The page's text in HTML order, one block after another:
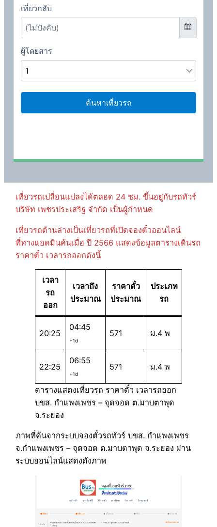
เที่ยวรถเปลี่ยนแปลงได้ตลอด 24 ชม. ขึ้นอยู่กับรถทัวร์
บริษัท เพชรประเสริฐ จำกัด เป็นผู้กำหนด
เที่ยวรถด้านล่างเป็นเที่ยวรถที่เปิดจองตั๋วออนไลน์
ที่ทางแอดมินค้นเมื่อ ปี 2566 แสดงข้อมูลตารางเดินรถ
ราคาตั๋ว เวลารถออกดังนี้
เวลา
รถ
ออก
เวลาถึง
ประมาณ
ราคาตั๋ว
ประมาณ
ประเภท
รถ
20:25
04:45
+1d
571 ม.4 พ
22:25
06:55
+1d
571 ม.4 พ
ตารางแสดงเที่ยวรถ ราคาตั๋ว เวลารถออก
บขส. กำแพงเพชร – จุดจอด ต.มาบตาพุด
จ.ระยอง
ภาพที่ค้นจากระบบจองตั๋วรถทัวร์ บขส. กำแพงเพชร
จ.กำแพงเพชร – จุดจอด ต.มาบตาพุด จ.ระยอง ผ่าน
ระบบออนไลน์แสดงดังภาพ